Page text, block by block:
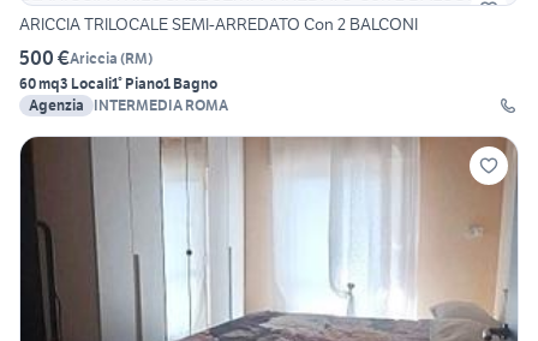
ARICCIA TRILOCALE SEMI-ARREDATO Con 2 BALCONI
500 €Ariccia (RM)
60 mq3 Locali1° Piano1 Bagno
Agenzia
INTERMEDIA ROMA